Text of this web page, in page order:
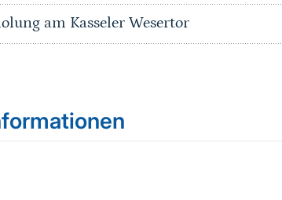
am Kasseler Wesertor